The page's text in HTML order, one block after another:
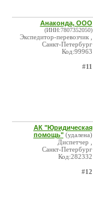
Анаконда, ООО
(ИНН:7807352050)
Экспедитор-перевозчик ,
Санкт-Петербург
Код:99963
#11
АК "Юридическая
помощь" (удалена)
Диспетчер ,
Санкт-Петербург
Код:282332
#12